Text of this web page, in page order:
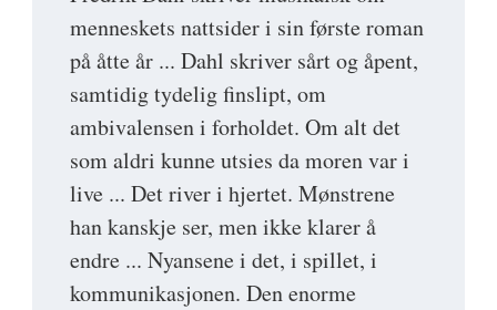
menneskets nattsider i sin første roman
på åtte år ... Dahl skriver sårt og åpent,
samtidig tydelig finslipt, om
ambivalensen i forholdet. Om alt det
som aldri kunne utsies da moren var i
live ... Det river i hjertet. Mønstrene
han kanskje ser, men ikke klarer å
endre ... Nyansene i det, i spillet, i
kommunikasjonen. Den enorme